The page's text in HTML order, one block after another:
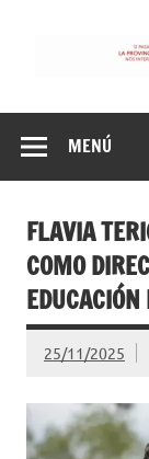
MENÚ
FLAVIA
COMO
25/11/2025